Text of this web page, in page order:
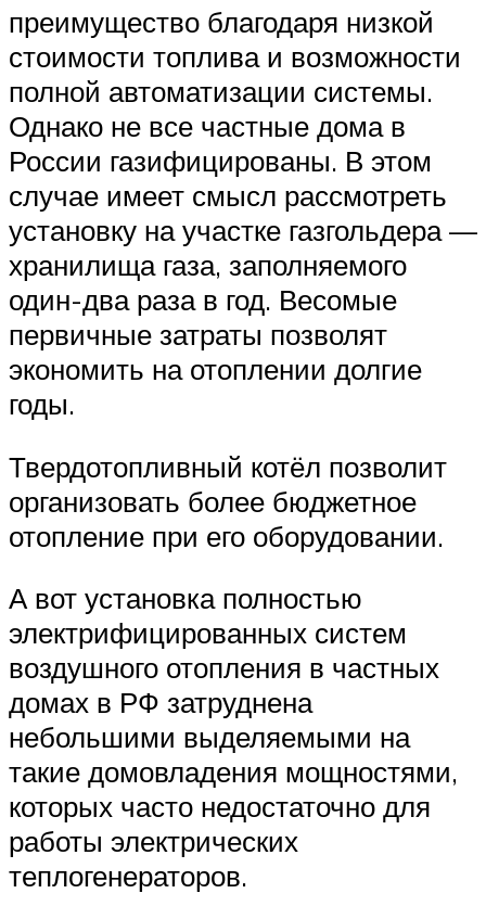
преимущество благодаря низкой
стоимости топлива и возможности
полной автоматизации системы.
Однако не все частные дома в
России газифицированы. В этом
случае имеет смысл рассмотреть
установку на участке газгольдера —
хранилища газа, заполняемого
один-два раза в год. Весомые
первичные затраты позволят
экономить на отоплении долгие
годы.
Твердотопливный котёл позволит
организовать более бюджетное
отопление при его оборудовании.
А вот установка полностью
электрифицированных систем
воздушного отопления в частных
домах в РФ затруднена
небольшими выделяемыми на
такие домовладения мощностями,
которых часто недостаточно для
работы электрических
теплогенераторов.